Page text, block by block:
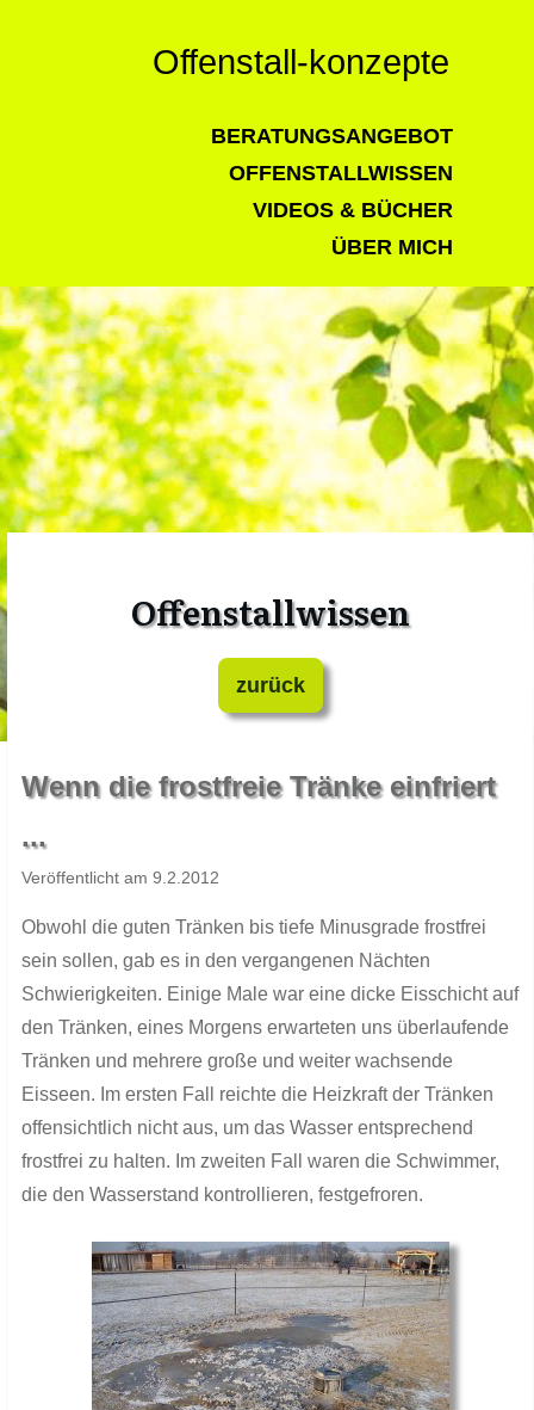
Offenstall-konzepte
BERATUNGSANGEBOT
OFFENSTALLWISSEN
VIDEOS & BÜCHER
ÜBER MICH
Offenstallwissen
zurück
​Wenn die frostfreie Tränke einfriert
...
​Veröffentlicht am ​​​​​9.​​​2.201​​​​2
​​​Obwohl die guten Tränken bis tiefe Minusgrade frostfrei
sein sollen, gab es in den vergangenen Nächten
Schwierigkeiten. Einige Male war eine dicke Eisschicht auf
den Tränken, eines Morgens erwarteten uns überlaufende
Tränken und mehrere große und weiter wachsende
Eisseen. Im ersten Fall reichte die Heizkraft der Tränken
offensichtlich nicht aus, um das Wasser entsprechend
frostfrei zu halten. Im zweiten Fall waren die Schwimmer,
die den Wasserstand kontrollieren, festgefroren.